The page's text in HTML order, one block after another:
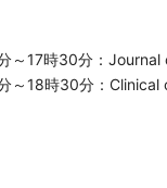
～17時30分：Journal
30分：Clinical